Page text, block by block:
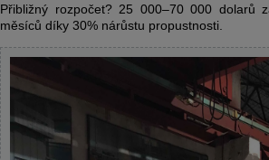
Přibližný rozpočet? 25 000–70 000 dolarů
měsíců díky 30% nárůstu propustnosti.